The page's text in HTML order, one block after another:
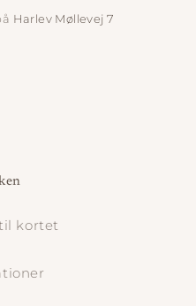
Harlev Møllevej 7
kortet